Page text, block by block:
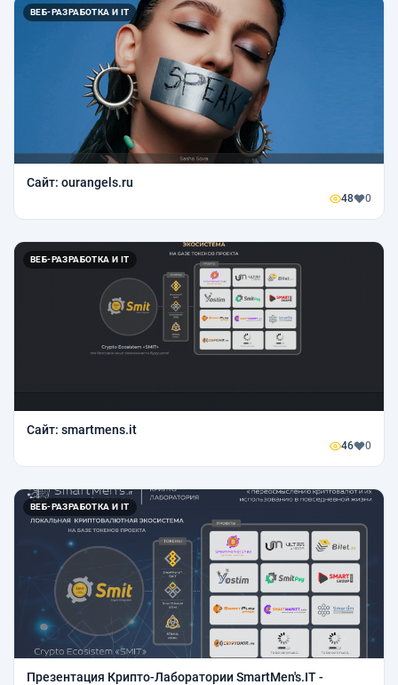
ВЕБ-РАЗРАБОТКА И IT
Сайт: ourangels.ru
48 0
ВЕБ-РАЗРАБОТКА И IT
Сайт: smartmens.it
46 0
ВЕБ-РАЗРАБОТКА И IT
Презентация Крипто-Лаборатории SmartMen's.IT -